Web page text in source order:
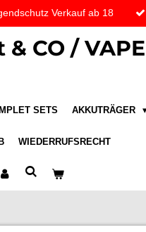
Verkauf ab 18
CO / VAPE
SETS AKKUTRÄGER
WIEDERRUFSRECHT